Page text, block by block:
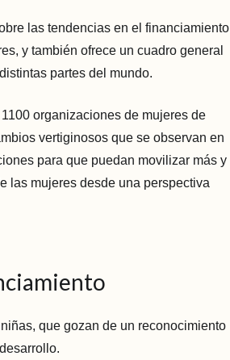
las tendencias en el financiamiento
y también ofrece un cuadro general
partes del mundo.
organizaciones de mujeres de
vertiginosos que se observan en
para que puedan movilizar más y
las mujeres desde una perspectiva
que gozan de un reconocimiento